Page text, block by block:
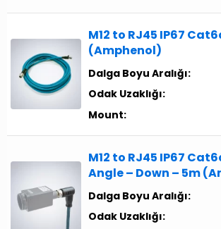
M12 to RJ45 IP67
(Amphenol)
Dalga Boyu Aralığı:
Odak Uzaklığı:
Mount:
M12 to RJ45 IP67
Angle – Down – 5m
Dalga Boyu Aralığı:
Odak Uzaklığı: